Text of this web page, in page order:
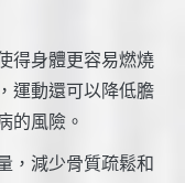
得身體更容易燃燒
運動還可以降低膽
的風險。
，減少骨質疏鬆和